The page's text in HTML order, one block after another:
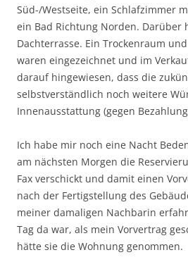
Süd-/Westseite, ein Schlafzimmer
ein Bad Richtung Norden. Darüber
Dachterrasse. Ein Trockenraum
waren eingezeichnet und im
darauf hingewiesen, dass die
selbstverständlich noch weitere
Innenausstattung (gegen
Ich habe mir noch eine Nacht
am nächsten Morgen die
Fax verschickt und damit einen
nach der Fertigstellung des
meiner damaligen Nachbarin
Tag da war, als mein Vorvertrag
hätte sie die Wohnung genommen.